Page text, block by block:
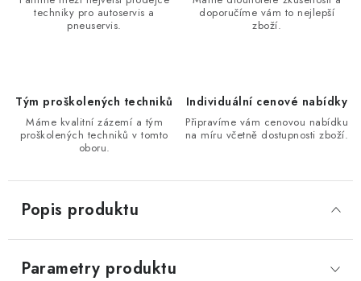
techniky pro autoservis a
pneuservis.
doporučíme vám to nejlepší
zboží.
Tým proškolených techniků
Máme kvalitní zázemí a tým
proškolených techniků v tomto
oboru.
Individuální cenové nabídky
Připravíme vám cenovou nabídku
na míru včetně dostupnosti zboží.
Popis produktu
Parametry produktu